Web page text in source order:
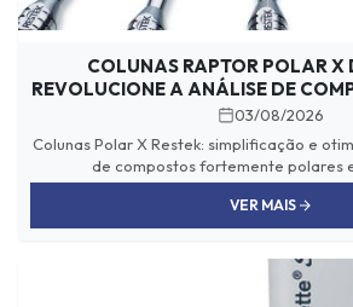
COLUNAS RAPTOR POLAR X
REVOLUCIONE A ANÁLISE DE
03/08/2026
Colunas Polar X Restek: simplificação e
de compostos fortemente polares
VER MAIS